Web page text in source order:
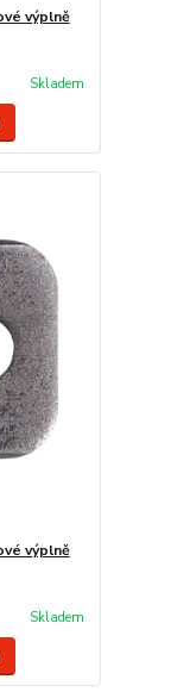
výplně
Skladem
výplně
Skladem